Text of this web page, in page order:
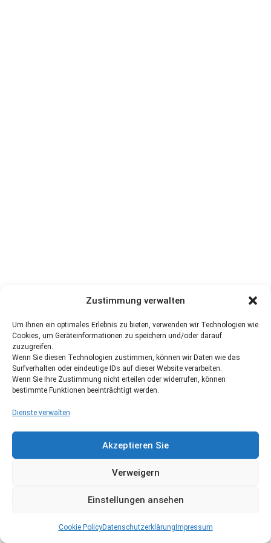
Zustimmung verwalten
Um Ihnen ein optimales Erlebnis zu bieten, verwenden wir Technologien wie
Cookies, um Geräteinformationen zu speichern und/oder darauf
zuzugreifen.
Wenn Sie diesen Technologien zustimmen, können wir Daten wie das
Surfverhalten oder eindeutige IDs auf dieser Website verarbeiten.
Wenn Sie Ihre Zustimmung nicht erteilen oder widerrufen, können
bestimmte Funktionen beeinträchtigt werden.
Dienste verwalten
Akzeptieren Sie
Verweigern
Einstellungen ansehen
Cookie PolicyDatenschutzerklärung Impressum